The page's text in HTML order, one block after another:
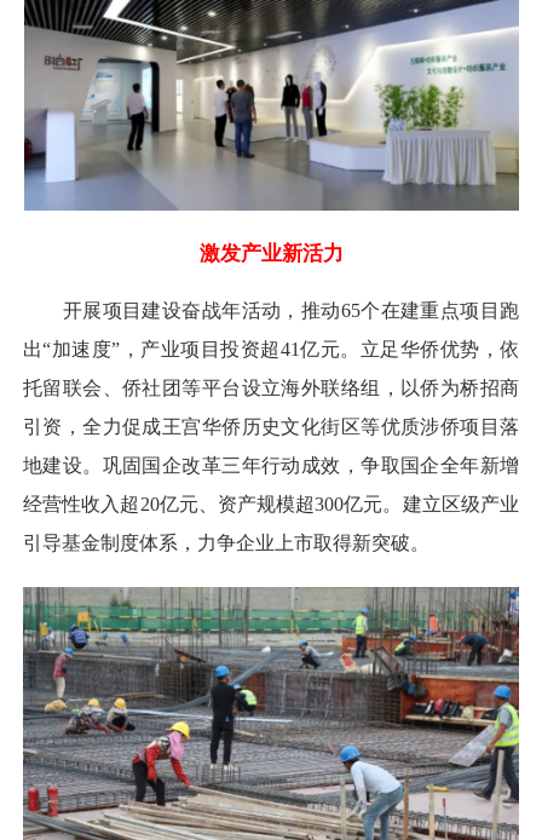
激发产业新活力
开展项目建设奋战年活动，推动65个在建重点项目跑
出“加速度”，产业项目投资超41亿元。立足华侨优势，依
托留联会、侨社团等平台设立海外联络组，以侨为桥招商
引资，全力促成王宫华侨历史文化街区等优质涉侨项目落
地建设。巩固国企改革三年行动成效，争取国企全年新增
经营性收入超20亿元、资产规模超300亿元。建立区级产业
引导基金制度体系，力争企业上市取得新突破。